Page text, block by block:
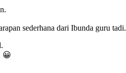
sederhana dari Ibunda guru tadi.
😀